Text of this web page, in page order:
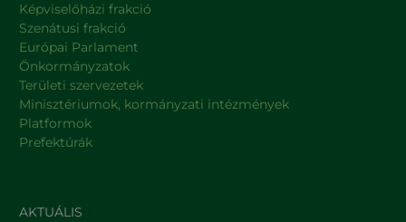
Képviselőházi frakció
Szenátusi frakció
Európai Parlament
Önkormányzatok
Területi szervezetek
Minisztériumok, kormányzati intézmények
Platformok
Prefektúrák
AKTUÁLIS